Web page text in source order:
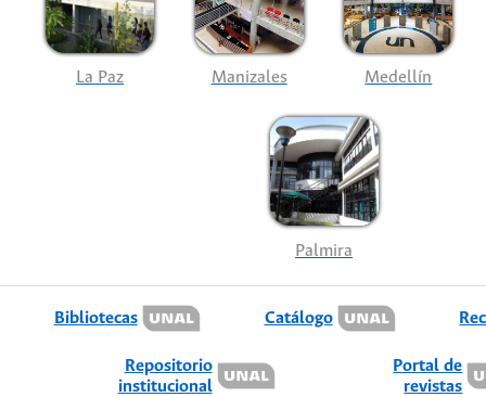
La Paz Manizales Medellín
Palmira
Bibliotecas Catálogo
Repositorio
institucional
Portal de
revistas